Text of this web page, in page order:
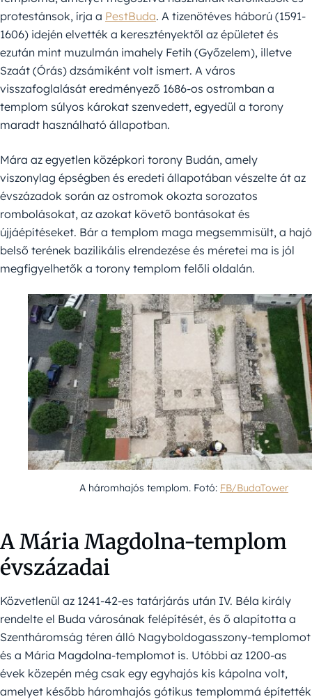
protestánsok, írja a PestBuda. A tizenötéves háború (1591-
1606) idején elvették a keresztényektől az épületet és
ezután mint muzulmán imahely Fetih (Győzelem), illetve
Szaát (Órás) dzsámiként volt ismert. A város
visszafoglalását eredményező 1686-os ostromban a
templom súlyos károkat szenvedett, egyedül a torony
maradt használható állapotban.
Mára az egyetlen középkori torony Budán, amely
viszonylag épségben és eredeti állapotában vészelte át az
évszázadok során az ostromok okozta sorozatos
rombolásokat, az azokat követő bontásokat és
újjáépítéseket. Bár a templom maga megsemmisült, a hajó
belső terének bazilikális elrendezése és méretei ma is jól
megfigyelhetők a torony templom felőli oldalán.
A háromhajós templom. Fotó: FB/BudaTower
A Mária Magdolna-templom
évszázadai
Közvetlenül az 1241-42-es tatárjárás után IV. Béla király
rendelte el Buda városának felépítését, és ő alapította a
Szentháromság téren álló Nagyboldogasszony-templomot
és a Mária Magdolna-templomot is. Utóbbi az 1200-as
évek közepén még csak egy egyhajós kis kápolna volt,
amelyet később háromhajós gótikus templommá építették